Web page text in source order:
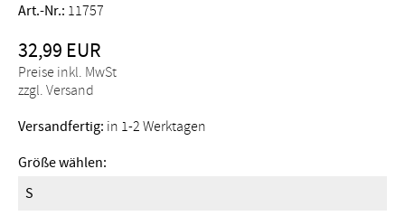
Art.-Nr.: 11757
32,99 EUR
Preise inkl. MwSt
zzgl. Versand
Versandfertig: in 1-2 Werktagen
Größe wählen:
S